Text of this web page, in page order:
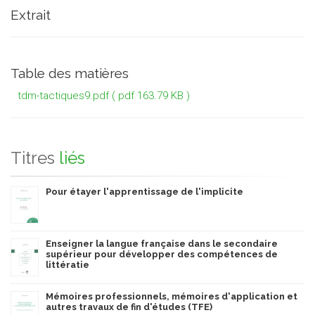
S’appuyant sur un socle théorique qui lui permet de plaider
pour une acculturation progressive et contextualisée des
en fonction des cultures et pratiques disciplinaires.
Extrait
Table des matières
tdm-tactiques9.pdf ( pdf 163.79 KB )
Titres liés
Pour étayer l'apprentissage de l'implicite
Enseigner la langue française dans le secondaire
supérieur pour développer des compétences de
littératie
Mémoires professionnels, mémoires d'application et
autres travaux de fin d'études (TFE)